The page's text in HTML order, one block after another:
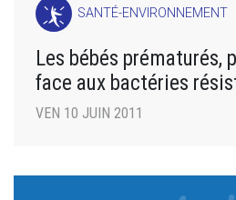
SANTÉ-ENVIRONNEMENT
Les bébés prématurés,
face aux bactéries
VEN 10 JUIN 2011